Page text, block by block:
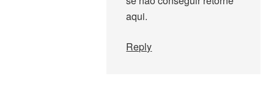
aqui.
Reply